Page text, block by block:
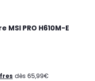
MSI PRO H610M-E
dès 65,99€